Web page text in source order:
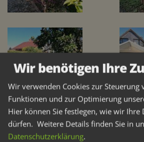
Gestaltungstipp Rasen:
Wir benötigen Ihre
Wir verwenden Cookies zur Steuerung
Funktionen und zur Optimierung
Hier können Sie festlegen, wie wir Ihre
dürfen. Weitere Details finden Sie in
Datenschutzerklärung.